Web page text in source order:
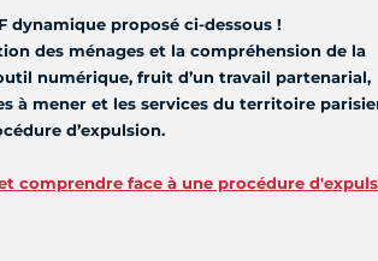
dynamique proposé ci-dessous !
des ménages et la compréhension de la
numérique, fruit d’un travail partenarial,
à mener et les services du territoire
d’expulsion.
comprendre face à une procédure